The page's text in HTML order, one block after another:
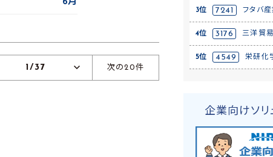
6月
1/37 次の20件
3位 7241 フタバ
4位 3176 三洋貿易
5位 4549 栄研化
企業向けソリ